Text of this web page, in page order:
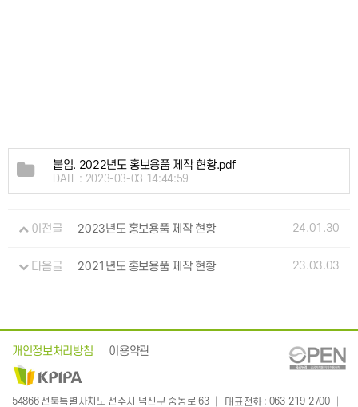
붙임. 2022년도 홍보용품 제작 현황.pdf
DATE : 2023-03-03 14:44:59
이전글 2023년도 홍보용품 제작 현황 24.01.30
다음글 2021년도 홍보용품 제작 현황 23.03.03
개인정보처리방침 이용약관
54866 전북특별자치도 전주시 덕진구 중동로 63 대표전화: 063-219-2700